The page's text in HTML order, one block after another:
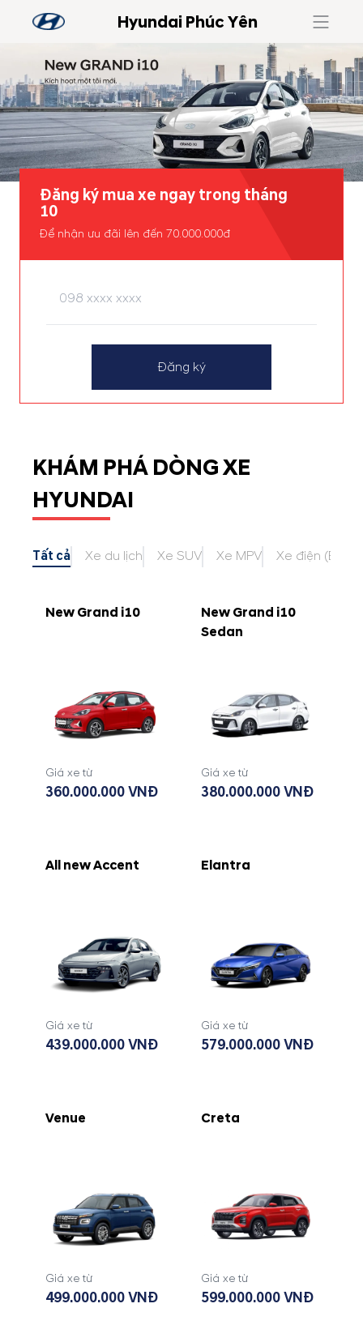
Hyundai Phúc Yên
Đăng ký mua xe ngay trong tháng
10
Để nhận ưu đãi lên đến 70.000.000đ
Đăng ký
KHÁM PHÁ DÒNG XE
HYUNDAI
Tất cả Xe du lịch Xe SUV Xe MPV Xe điện (EV)
New Grand i10
Giá xe từ
360.000.000 VNĐ
New Grand i10
Sedan
Giá xe từ
380.000.000 VNĐ
All new Accent
Giá xe từ
439.000.000 VNĐ
Elantra
Giá xe từ
579.000.000 VNĐ
Venue
Giá xe từ
499.000.000 VNĐ
Creta
Giá xe từ
599.000.000 VNĐ